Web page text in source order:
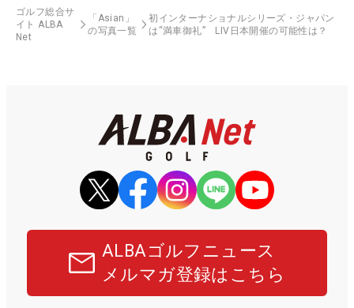
ゴルフ総合サ
イト ALBA
Net
「Asian」
の写真一覧
初インターナショナルシリーズ・ジャパン
は“満車御礼” LIV日本開催の可能性は？
ALBAゴルフニュース
メルマガ登録はこちら